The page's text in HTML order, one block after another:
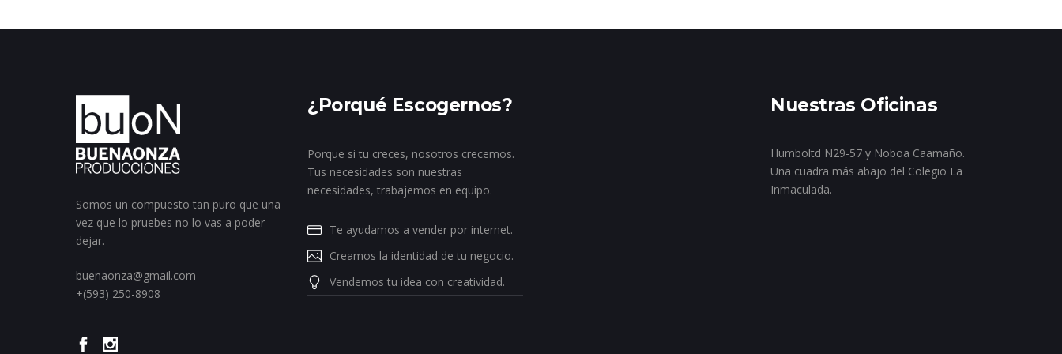
Somos un compuesto tan puro que una
vez que lo pruebes no lo vas a poder
dejar.
buenaonza@gmail.com
+(593) 250-8908
¿Porqué Escogernos?
Porque si tu creces, nosotros crecemos.
Tus necesidades son nuestras
necesidades, trabajemos en equipo.
Te ayudamos a vender por internet.
Creamos la identidad de tu negocio.
Vendemos tu idea con creatividad.
Nuestras Oficinas
Humboltd N29-57 y Noboa Caamaño.
Una cuadra más abajo del Colegio La
Inmaculada.